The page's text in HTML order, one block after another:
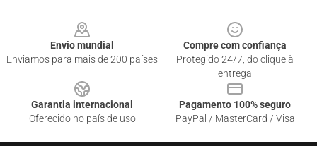
Envio mundial
Enviamos para mais de 200 países
Compre com confiança
Protegido 24/7, do clique à
entrega
Garantia internacional
Oferecido no país de uso
Pagamento 100% seguro
PayPal / MasterCard / Visa